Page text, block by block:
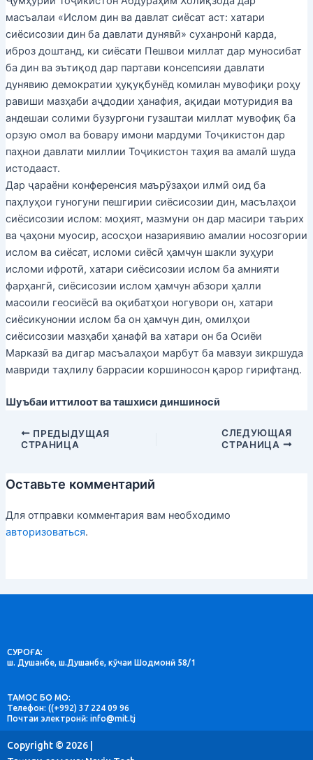
масъалаи «Ислом дин ва давлат сиёсат аст: хатари
сиёсисозии дин ба давлати дунявӣ» суханронӣ карда,
иброз доштанд, ки сиёсати Пешвои миллат дар муносибат
ба дин ва эътиқод дар партави консепсияи давлати
дунявию демократии ҳуқуқбунёд комилан мувофиқи роҳу
равиши мазҳаби аҷдодии ҳанафия, ақидаи мотуридия ва
андешаи солими бузургони гузаштаи миллат мувофиқ ба
орзую омол ва бовару имони мардуми Тоҷикистон дар
паҳнои давлати миллии Тоҷикистон таҳия ва амалӣ шуда
истодааст.
Дар ҷараёни конференсия маърӯзаҳои илмӣ оид ба
паҳлуҳои гуногуни пешгирии сиёсисозии дин, масълаҳои
сиёсисозии ислом: моҳият, мазмуни он дар масири таърих
ва ҷаҳони муосир, асосҳои назариявию амалии носозгории
ислом ва сиёсат, исломи сиёсӣ ҳамчун шакли зуҳури
исломи ифротӣ, хатари сиёсисозии ислом ба амнияти
фарҳангӣ, сиёсисозии ислом ҳамчун абзори ҳалли
масоили геосиёсӣ ва оқибатҳои ногувори он, хатари
сиёсикунонии ислом ба он ҳамчун дин, омилҳои
сиёсисозии мазҳаби ҳанафӣ ва хатари он ба Осиёи
Марказӣ ва дигар масъалаҳои марбут ба мавзуи зикршуда
мавриди таҳлилу баррасии коршиносон қарор гирифтанд.
Шуъбаи иттилоот ва ташхиси диншиносӣ
ПРЕДЫДУЩАЯ
СТРАНИЦА
СЛЕДУЮЩАЯ
СТРАНИЦА
Оставьте комментарий
Для отправки комментария вам необходимо
авторизоваться.
СУРОҒА:
ш. Душанбе, ш.Душанбе, кӯчаи Шодмонӣ 58/1
ТАМОС БО МО:
Телефон: ((+992) 37 224 09 96
Почтаи электронӣ: info@mit.tj
Copyright © 2026 |